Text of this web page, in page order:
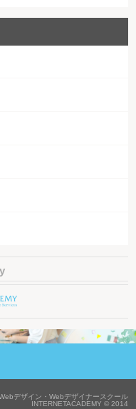
デザイン・Webデザイナースクール
INTERNETACADEMY © 2014